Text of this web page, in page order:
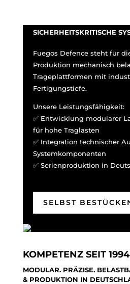
SICHERHEITSKRITISCHE
Fuegos Defence steht für
Produktion mechanisch
Trageplattformen mit
Fertigungstiefe.
Unsere Leistungsfähigkeit:
✅ Entwicklung modularer
für hohe Traglasten
✅ Integration technischer
Systemkomponenten
✅ Serienproduktion in
SELBST
KOMPETENZ SEIT 1994
MODULAR. PRÄZISE.
& PRODUKTION IN